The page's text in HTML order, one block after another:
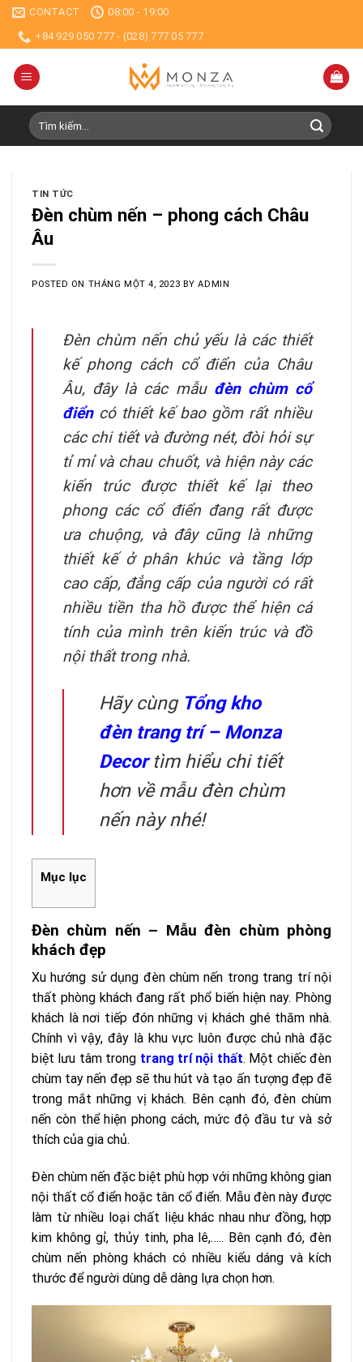
Skip
content
CONTACT
08:00 - 19:00
+84 929 050 777 - (028) 777 05 777
Tìm
kiếm:
TIN TỨC
Đèn chùm nến – phong cách Châu
Âu
POSTED ON THÁNG MỘT 4, 2023 BYADMIN
Đèn chùm nến chủ yếu là các thiết
kế phong cách cổ điển của Châu
Âu, đây là các mẫu đèn chùm cổ
điểncó thiết kế bao gồm rất nhiều
các chi tiết và đường nét, đòi hỏi sự
tỉ mỉ và chau chuốt, và hiện này các
kiến trúc được thiết kế lại theo
phong các cổ điển đang rất được
ưa chuộng, và đây cũng là những
thiết kế ở phân khúc và tầng lớp
cao cấp, đẳng cấp của người có rất
nhiều tiền tha hồ được thể hiện cá
tính của mình trên kiến trúc và đồ
nội thất trong nhà.
Hãy cùng Tổng kho
đèn trang trí – Monza
Decortìm hiểu chi tiết
hơn về mẫu đèn chùm
nến này nhé!
Mục lục
Đèn chùm nến – Mẫu đèn chùm phòng
khách đẹp
Xu hướng sử dụng đèn chùm nến trong trang trí nội
thất phòng khách đang rất phổ biến hiện nay. Phòng
khách là nơi tiếp đón những vị khách ghé thăm nhà.
Chính vì vậy, đây là khu vực luôn được chủ nhà đặc
biệt lưu tâm trong trang trí nội thất. Một chiếc đèn
chùm tay nến đẹp sẽ thu hút và tạo ấn tượng đẹp đẽ
trong mắt những vị khách. Bên cạnh đó, đèn chùm
nến còn thể hiện phong cách, mức độ đầu tư và sở
thích của gia chủ.
Đèn chùm nến đặc biệt phù hợp với những không gian
nội thất cổ điển hoặc tân cổ điển. Mẫu đèn này được
làm từ nhiều loại chất liệu khác nhau như đồng, hợp
kim không gỉ, thủy tinh, pha lê,….. Bên cạnh đó, đèn
chùm nến phòng khách có nhiều kiểu dáng và kích
thước để người dùng dễ dàng lựa chọn hơn.